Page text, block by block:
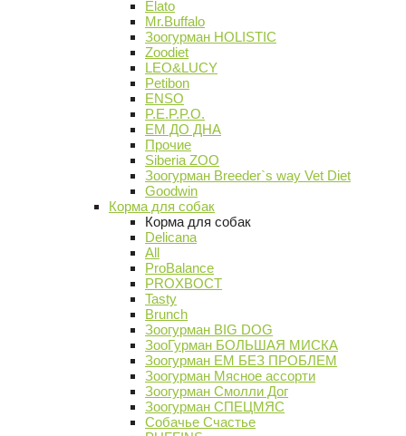
Elato
Mr.Buffalo
Зоогурман HOLISTIC
Zoodiet
LEO&LUCY
Petibon
ENSO
P.E.P.P.O.
ЕМ ДО ДНА
Прочие
Siberia ZOO
Зоогурман Breeder`s way Vet Diet
Goodwin
Корма для собак
Корма для собак
Delicana
All
ProBalance
PROХВОСТ
Tasty
Brunch
Зоогурман BIG DOG
ЗооГурман БОЛЬШАЯ МИСКА
Зоогурман ЕМ БЕЗ ПРОБЛЕМ
Зоогурман Мясное ассорти
Зоогурман Смолли Дог
Зоогурман СПЕЦМЯС
Собачье Счастье